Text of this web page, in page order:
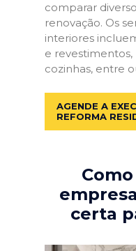
comparar
renovação. Os
interiores
e
cozinhas, entre
AGENDE A
REFORMA
certa